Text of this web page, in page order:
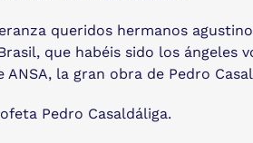
queridos hermanos
que habéis sido los
la gran obra de Pedro
Pedro Casaldáliga.